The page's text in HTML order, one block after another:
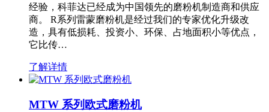
经验，科菲达已经成为中国领先的磨粉机制造商和供应
商。 R系列雷蒙磨粉机是经过我们的专家优化升级改
造，具有低损耗、投资小、环保、占地面积小等优点，
它比传…
了解详情
MTW 系列欧式磨粉机